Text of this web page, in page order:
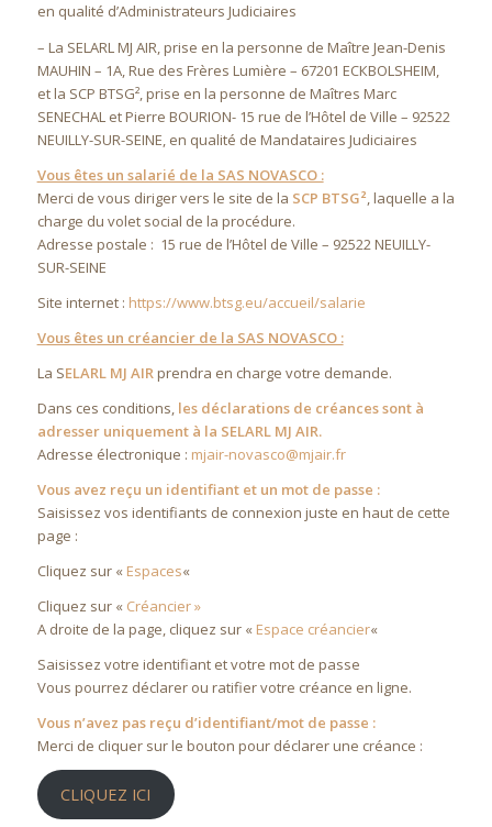
en qualité d’Administrateurs Judiciaires
– La SELARL MJ AIR, prise en la personne de Maître Jean-Denis
MAUHIN – 1A, Rue des Frères Lumière – 67201 ЕСКВOLSHEIM,
et la SCP BTSG², prise en la personne de Maîtres Marc
SENECHAL et Pierre BOURION- 15 rue de l’Hôtel de Ville – 92522
NEUILLY-SUR-SEINE, en qualité de Mandataires Judiciaires
Vous êtes un salarié de la SAS NOVASCO :
Merci de vous diriger vers le site de la SCP BTSG² , laquelle a la
charge du volet social de la procédure.
Adresse postale : 15 rue de l’Hôtel de Ville – 92522 NEUILLY-
SUR-SEINE
Site internet : https://www.btsg.eu/accueil/salarie
Vous êtes un créancier de la SAS NOVASCO :
La SELARL MJ AIRprendra en charge votre demande.
Dans ces conditions, les déclarations de créances sont à
adresser uniquement à la SELARL MJ AIR.
Adresse électronique : mjair-novasco@mjair.fr
Vous avez reçu un identifiant et un mot de passe :
Saisissez vos identifiants de connexion juste en haut de cette
page :
Cliquez sur « Espaces«
Cliquez sur « Créancier »
A droite de la page, cliquez sur « Espace créancier«
Saisissez votre identifiant et votre mot de passe
Vous pourrez déclarer ou ratifier votre créance en ligne.
Vous n’avez pas reçu d’identifiant/mot de passe :
Merci de cliquer sur le bouton pour déclarer une créance :
CLIQUEZ ICI